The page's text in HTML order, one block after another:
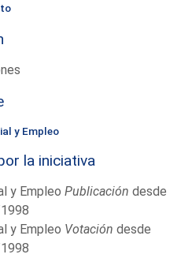
y Empleo
la iniciativa
y EmpleoPublicación desde
y Empleo Votación desde